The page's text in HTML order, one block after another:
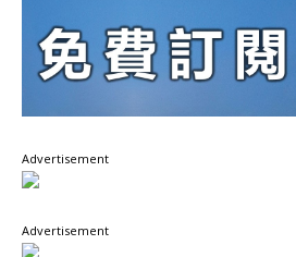
Advertisement
Advertisement